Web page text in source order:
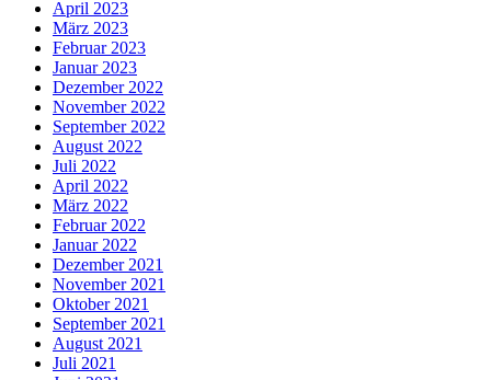
April 2023
März 2023
Februar 2023
Januar 2023
Dezember 2022
November 2022
September 2022
August 2022
Juli 2022
April 2022
März 2022
Februar 2022
Januar 2022
Dezember 2021
November 2021
Oktober 2021
September 2021
August 2021
Juli 2021